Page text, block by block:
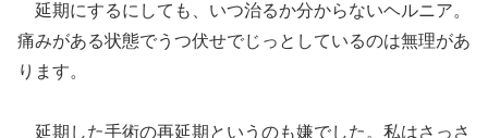
延期にするにしても、いつ治るか分からないヘルニア。
痛みがある状態でうつ伏せでじっとしているのは無理があ
ります。
延期した手術の再延期というのも嫌でした。私はさっさ